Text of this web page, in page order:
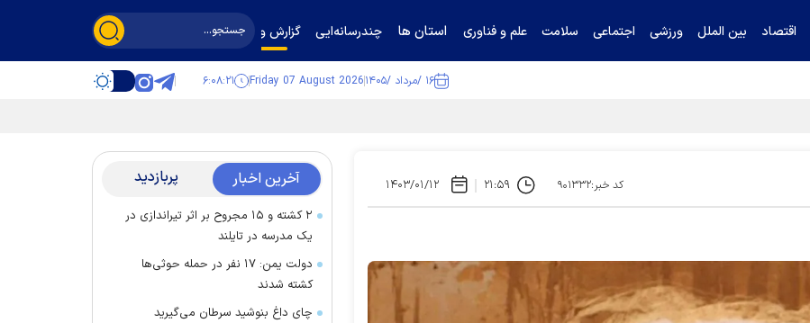
اقتصاد بین الملل ورزشی اجتماعی سلامت علم و فناوری استان ها چندرسانه‌ایی گزارش و گفت‌وگو
۱۶ /مرداد /۱۴۰۵ Friday 07 August 2026 ۶:۰۸:۲۱
کد خبر:۹۰۱۳۳۲ ۲۱:۵۹ ۱۴۰۳/۰۱/۱۲ آخرین اخبار پربازدید
۲ کشته و ۱۵ مجروح بر اثر تیراندازی در
یک مدرسه در تایلند
دولت یمن: ۱۷ نفر در حمله حوثی‌ها
کشته شدند
چای داغ بنوشید سرطان می‌گیرید